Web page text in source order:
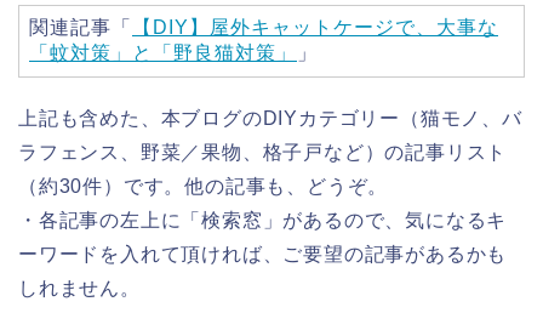
関連記事「
【DIY】屋外キャットケージで、大事な
「蚊対策」と「野良猫対策」
」
上記も含めた、本ブログのDIYカテゴリー（猫モノ、バ
ラフェンス、野菜／果物、格子戸など）の記事リスト
（約30件）です。他の記事も、どうぞ。
・各記事の左上に「検索窓」があるので、気になるキ
ーワードを入れて頂ければ、ご要望の記事があるかも
しれません。